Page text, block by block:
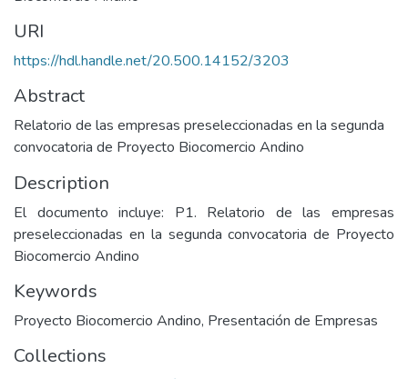
URI
https://hdl.handle.net/20.500.14152/3203
Abstract
Relatorio de las empresas preseleccionadas en la segunda
convocatoria de Proyecto Biocomercio Andino
Description
El documento incluye: P1. Relatorio de las empresas
preseleccionadas en la segunda convocatoria de Proyecto
Biocomercio Andino
Keywords
Proyecto Biocomercio Andino, Presentación de Empresas
Collections